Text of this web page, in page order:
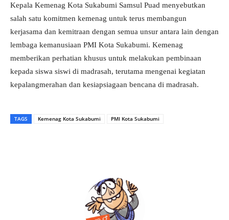
Kepala Kemenag Kota Sukabumi Samsul Puad menyebutkan
salah satu komitmen kemenag untuk terus membangun
kerjasama dan kemitraan dengan semua unsur antara lain dengan
lembaga kemanusiaan PMI Kota Sukabumi. Kemenag
memberikan perhatian khusus untuk melakukan pembinaan
kepada siswa siswi di madrasah, terutama mengenai kegiatan
kepalangmerahan dan kesiapsiagaan bencana di madrasah.
TAGS Kemenag Kota Sukabumi PMI Kota Sukabumi